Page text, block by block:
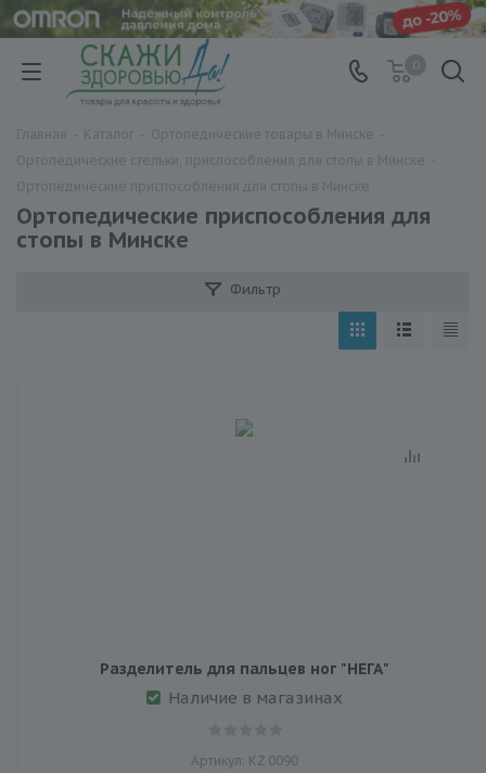
Ортопедические приспособления для
стопы в Минске
Фильтр
Разделитель для пальцев ног "НЕГА"
Наличие в магазинах
Артикул: KZ 0090